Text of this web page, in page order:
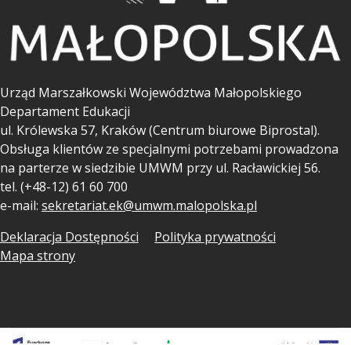
Urząd Marszałkowski Województwa Małopolskiego
Departament Edukacji
ul. Królewska 57, Kraków (Centrum biurowe Biprostal).
Obsługa klientów ze specjalnymi potrzebami prowadzona
na parterze w siedzibie UMWM przy ul. Racławickiej 56.
tel. (+48-12) 61 60 700
e-mail: sekretariat.ek@umwm.malopolska.pl
Deklaracja Dostępności
Polityka prywatności
Mapa strony